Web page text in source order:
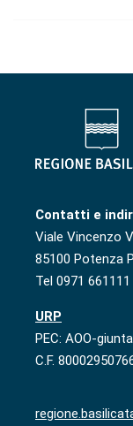
Contatti e
Viale Vincenzo
85100 Potenza
Tel 0971 661111
URP
PEC: AOO-
C.F.